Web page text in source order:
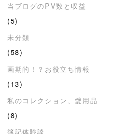
当ブログのPV数と収益
(5)
未分類
(58)
画期的！？お役立ち情報
(13)
私のコレクション、愛用品
(8)
簿記体験談